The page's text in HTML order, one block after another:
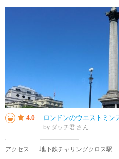
4.0
by ダッチ君
アクセス 地下鉄チャリングクロス駅